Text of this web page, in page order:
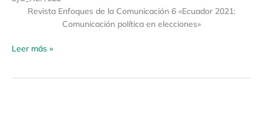
Revista Enfoques de la Comunicación 6 «Ecuador 2021:
Comunicación política en elecciones»
Leer más »